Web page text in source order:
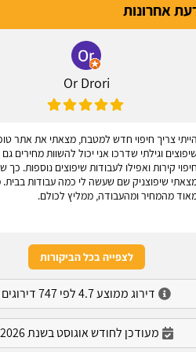
אחרונות
Or Drori
הייתי צריך חיפוי חדש למטבח, מצאתי את אתר
שיפוצים וגילתי שדרכו אני יכול להשוות מחירים
חיפוי קירות ואפילו לעבודות שיפוצים נוספות. כך
שיפוצניק שם שעשה לי כמה עבודות בבית.
מהמחיר ומהעבודה, ממליץ לכולם.
לצפייה בכל הביקורות
דירוג ממוצע 4.7 לפי 747 דירוגים
מעודכן לחודש אוגוסט בשנת 2026